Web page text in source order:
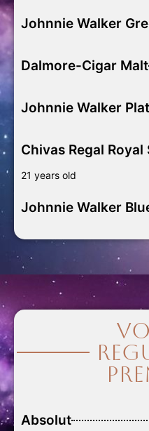
Johnnie Walker
Dalmore-Cigar Malt
Johnnie Walker
Chivas Regal Royal
21 years old
Johnnie Walker
Absolut